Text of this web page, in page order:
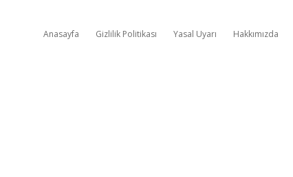
Anasayfa Gizlilik Politikası Yasal Uyarı Hakkımızda